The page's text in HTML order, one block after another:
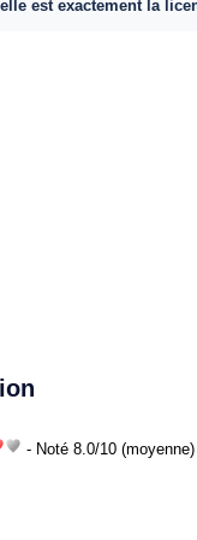
est exactement la
- Noté 8.0/10